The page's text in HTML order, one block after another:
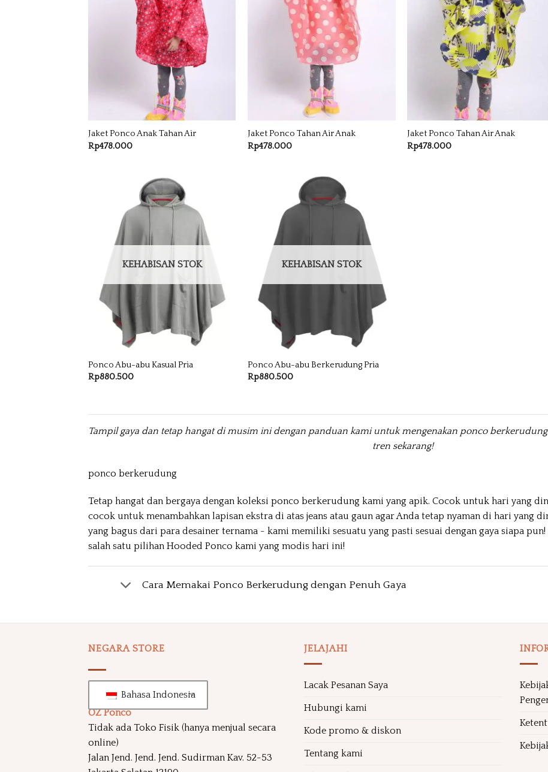
Jaket Ponco Anak Tahan Air
Rp478.000
Jaket Ponco Tahan Air Anak
Rp478.000
Jaket Ponco Tahan Air Anak
Rp478.000
KEHABISAN STOK
Ponco Abu-abu Kasual Pria
Rp880.500
KEHABISAN STOK
Ponco Abu-abu Berkerudung Pria
Rp880.500
Tampil gaya dan tetap hangat di musim ini dengan panduan kami untuk mengenakan ponco
tren sekarang!
ponco berkerudung
Tetap hangat dan bergaya dengan koleksi ponco berkerudung kami yang apik. Cocok untuk hari yang
cocok untuk menambahkan lapisan ekstra di atas jeans atau gaun agar Anda tetap nyaman di hari yang
yang bagus dari para desainer ternama - kami memiliki sesuatu yang pasti sesuai dengan gaya siapa
salah satu pilihan Hooded Ponco kami yang modis hari ini!
Cara Memakai Ponco Berkerudung dengan Penuh Gaya
NEGARA STORE
Bahasa Indonesia
OZ Ponco
Tidak ada Toko Fisik (hanya menjual secara
online)
Jalan Jend. Jend. Jend. Sudirman Kav. 52-53
JELAJAHI
Lacak Pesanan Saya
Hubungi kami
Kode promo & diskon
Tentang kami